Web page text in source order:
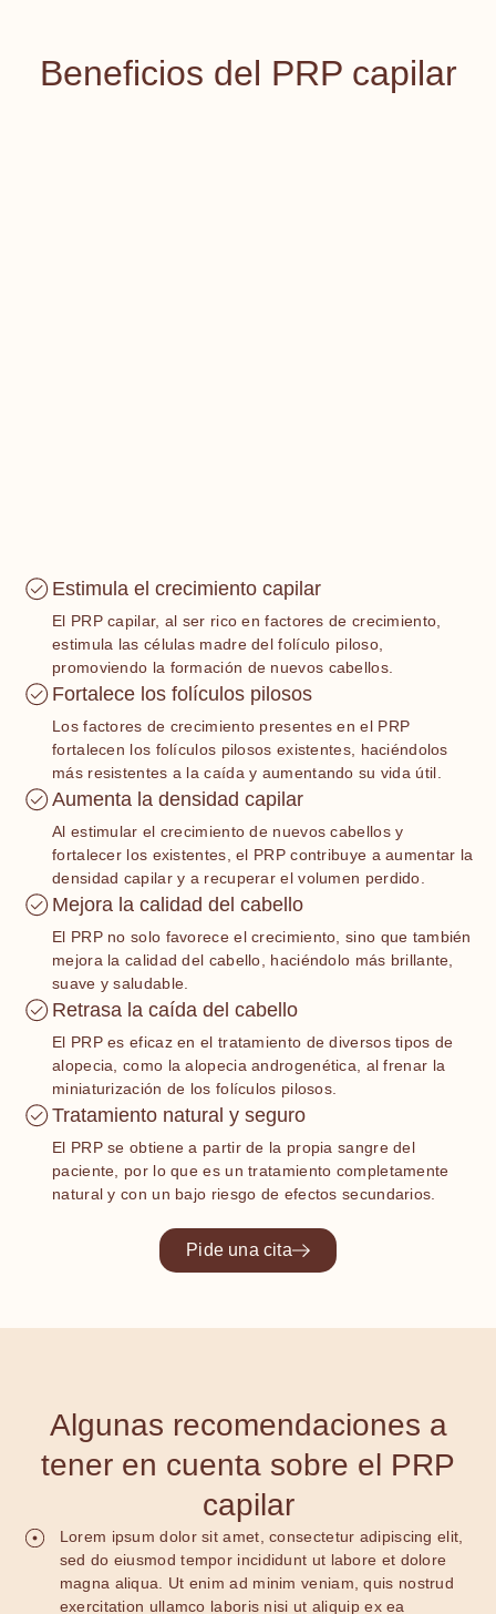
Beneficios del PRP capilar
Estimula el crecimiento capilar
El PRP capilar, al ser rico en factores de crecimiento,
estimula las células madre del folículo piloso,
promoviendo la formación de nuevos cabellos.
Fortalece los folículos pilosos
Los factores de crecimiento presentes en el PRP
fortalecen los folículos pilosos existentes, haciéndolos
más resistentes a la caída y aumentando su vida útil.
Aumenta la densidad capilar
Al estimular el crecimiento de nuevos cabellos y
fortalecer los existentes, el PRP contribuye a aumentar la
densidad capilar y a recuperar el volumen perdido.
Mejora la calidad del cabello
El PRP no solo favorece el crecimiento, sino que también
mejora la calidad del cabello, haciéndolo más brillante,
suave y saludable.
Retrasa la caída del cabello
El PRP es eficaz en el tratamiento de diversos tipos de
alopecia, como la alopecia androgenética, al frenar la
miniaturización de los folículos pilosos.
Tratamiento natural y seguro
El PRP se obtiene a partir de la propia sangre del
paciente, por lo que es un tratamiento completamente
natural y con un bajo riesgo de efectos secundarios.
Pide una cita
Algunas recomendaciones a
tener en cuenta sobre el PRP
capilar
Lorem ipsum dolor sit amet, consectetur adipiscing elit,
sed do eiusmod tempor incididunt ut labore et dolore
magna aliqua. Ut enim ad minim veniam, quis nostrud
exercitation ullamco laboris nisi ut aliquip ex ea